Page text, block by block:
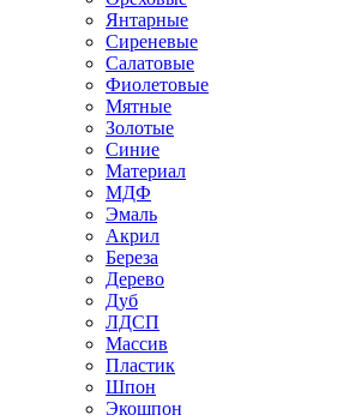
Янтарные
Сиреневые
Салатовые
Фиолетовые
Мятные
Золотые
Синие
Материал
МДФ
Эмаль
Акрил
Береза
Дерево
Дуб
ЛДСП
Массив
Пластик
Шпон
Экошпон